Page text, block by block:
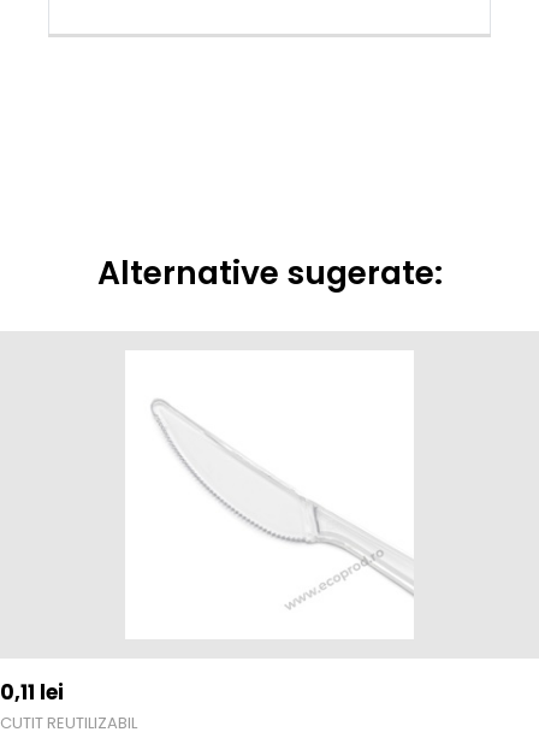
Alternative sugerate:
0,11 lei
CUTIT REUTILIZABIL